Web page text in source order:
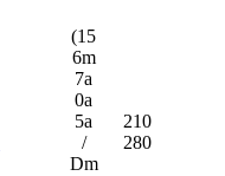
(15
6m
7a
0a
5a
/
Dm
210
280